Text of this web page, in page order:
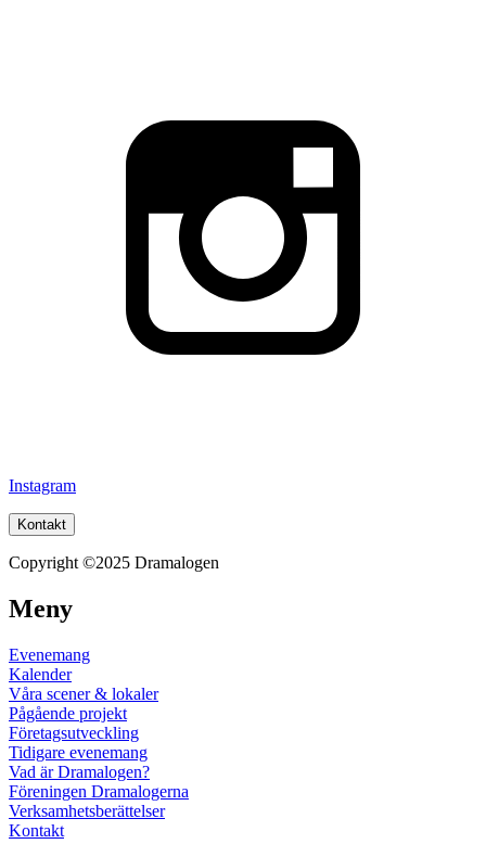
Instagram
Kontakt
Copyright ©2025 Dramalogen
Meny
Evenemang
Kalender
Våra scener & lokaler
Pågående projekt
Företagsutveckling
Tidigare evenemang
Vad är Dramalogen?
Föreningen Dramalogerna
Verksamhetsberättelser
Kontakt